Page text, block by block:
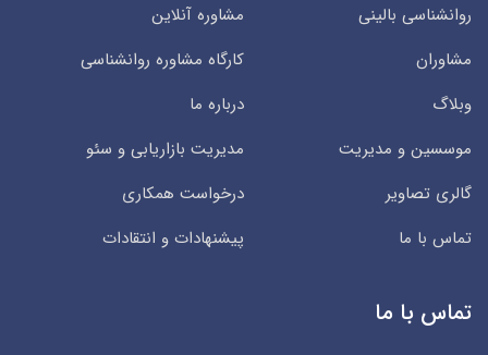
روانشناسی بالینی
مشاوره آنلاین
مشاوران
کارگاه مشاوره روانشناسی
وبلاگ
درباره ما
موسسین و مدیریت
مدیریت بازاریابی و سئو
گالری تصاویر
درخواست همکاری
تماس با ما
پیشنهادات و انتقادات
تماس با ما